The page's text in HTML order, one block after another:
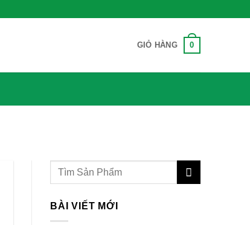
GIỎ HÀNG 0
BÀI VIẾT MỚI